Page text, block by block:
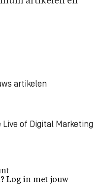
artikelen
of Digital Marketing
Log in met jouw